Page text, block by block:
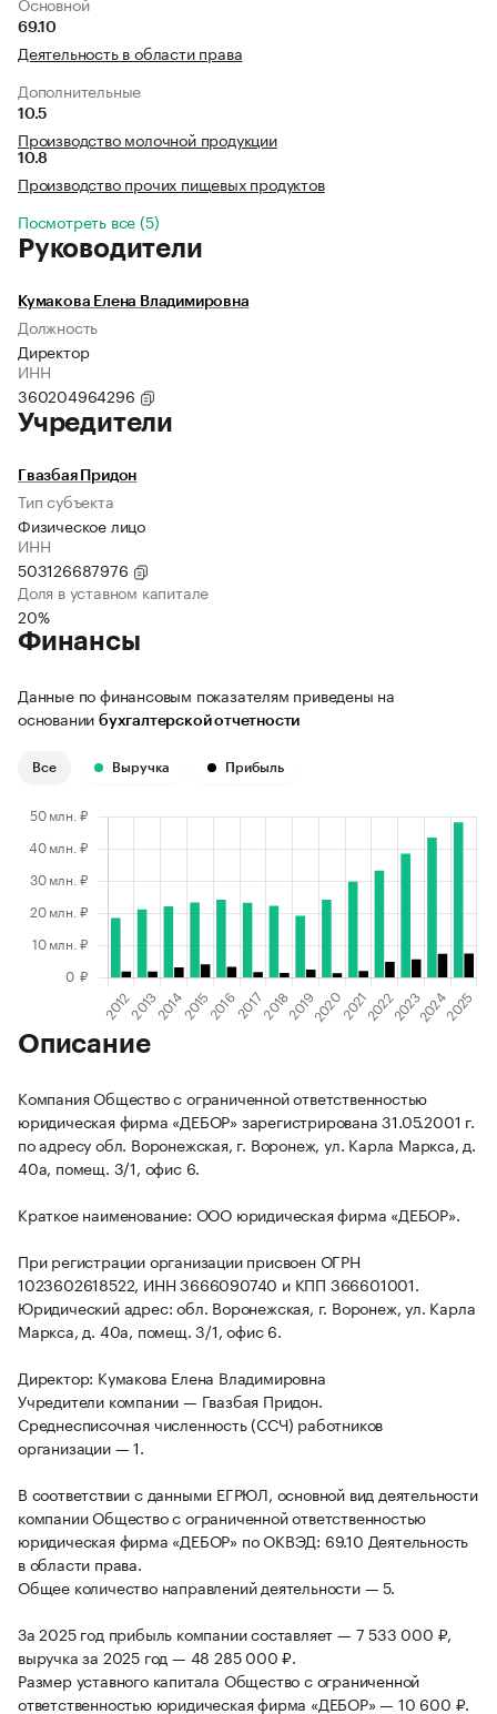
69.10
Деятельность в области права
Дополнительные
10.5
Производство молочной продукции
10.8
Производство прочих пищевых продуктов
Посмотреть все (5)
Руководители
Кумакова Елена Владимировна
Должность
Директор
ИНН
360204964296
Учредители
Гвазбая Придон
Тип субъекта
Физическое лицо
ИНН
503126687976
Доля в уставном капитале
20%
Финансы
Данные по финансовым показателям приведены на
основании бухгалтерской отчетности
Все Выручка Прибыль
Описание
Компания Общество с ограниченной ответственностью
юридическая фирма «ДЕБОР» зарегистрирована 31.05.2001 г.
по адресу обл. Воронежская, г. Воронеж, ул. Карла Маркса, д.
40а, помещ. 3/1, офис 6.
Краткое наименование: ООО юридическая фирма «ДЕБОР».
При регистрации организации присвоен ОГРН
1023602618522, ИНН 3666090740 и КПП 366601001.
Юридический адрес: обл. Воронежская, г. Воронеж, ул. Карла
Маркса, д. 40а, помещ. 3/1, офис 6.
Директор: Кумакова Елена Владимировна
Учредители компании — Гвазбая Придон.
Среднесписочная численность (ССЧ) работников
организации — 1.
В соответствии с данными ЕГРЮЛ, основной вид деятельности
компании Общество с ограниченной ответственностью
юридическая фирма «ДЕБОР» по ОКВЭД: 69.10 Деятельность
в области права.
Общее количество направлений деятельности — 5.
За 2025 год прибыль компании составляет — 7 533 000 ₽,
выручка за 2025 год — 48 285 000 ₽.
Размер уставного капитала Общество с ограниченной
ответственностью юридическая фирма «ДЕБОР» — 10 600 ₽.